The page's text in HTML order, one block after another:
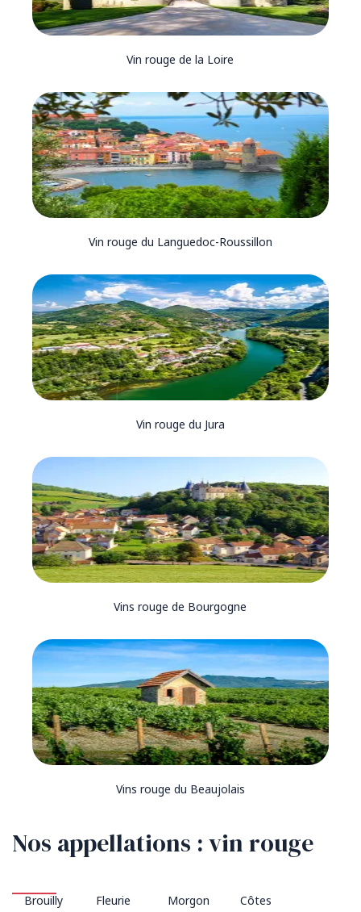
Vin rouge de la Loire
Vin rouge du Languedoc-Roussillon
Vin rouge du Jura
Vins rouge de Bourgogne
Vins rouge du Beaujolais
Nos appellations : vin rouge
Brouilly Fleurie Morgon
Côtes